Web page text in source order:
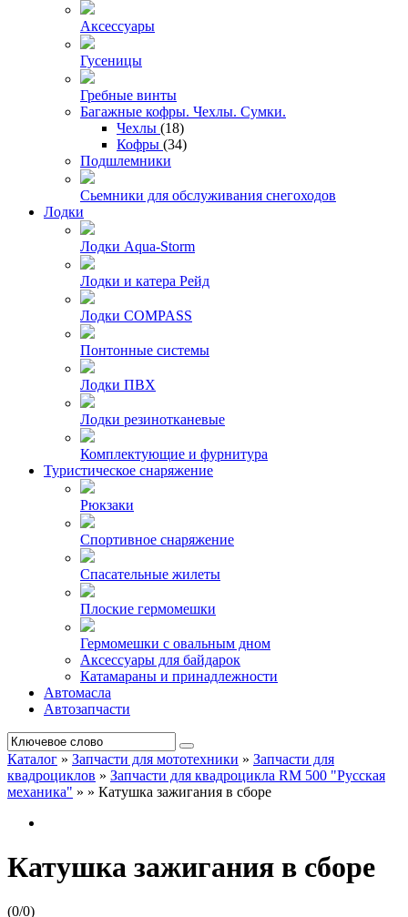
Аксессуары
Гусеницы
Гребные винты
Багажные кофры. Чехлы. Сумки.
Чехлы (18)
Кофры (34)
Подшлемники
Сьемники для обслуживания снегоходов
Лодки
Лодки Aqua-Storm
Лодки и катера Рейд
Лодки COMPASS
Понтонные системы
Лодки ПВХ
Лодки резинотканевые
Комплектующие и фурнитура
Туристическое снаряжение
Рюкзаки
Спортивное снаряжение
Спасательные жилеты
Плоские гермомешки
Гермомешки с овальным дном
Аксессуары для байдарок
Катамараны и принадлежности
Автомасла
Автозапчасти
Каталог » Запчасти для мототехники » Запчасти для
квадроциклов » Запчасти для квадроцикла RM 500 "Русская
механика" » » Катушка зажигания в сборе
Катушка зажигания в сборе
(0/0)